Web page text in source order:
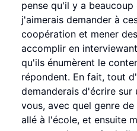
pense qu'il y a
j'aimerais demander à
coopération et mener
accomplir en
qu'ils énumèrent le
répondent. En fait, tout
demanderais d'écrire sur
vous, avec quel genre
allé à l'école, et ensuite